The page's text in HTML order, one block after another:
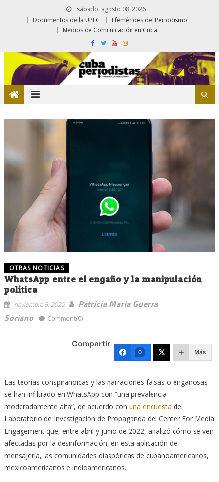
sábado, agosto 08, 2026
Documentos de la UPEC
Efemérides del Periodismo
Medios de Comunicación en Cuba
OTRAS NOTICIAS
WhatsApp entre el engaño y la manipulación
política
noviembre 5, 2022
Patricia Maria Guerra
Soriano
Comment(0)
Compartir
0 Más
Las teorías conspiranoicas y las narraciones falsas o engañosas
se han infiltrado en WhatsApp con “una prevalencia
moderadamente alta”, de acuerdo con una encuesta del
Laboratorio de Investigación de Propaganda del Center For Media
Engagement que, entre abril y junio de 2022, analizó cómo se ven
afectadas por la desinformación, en esta aplicación de
mensajería, las comunidades diaspóricas de cubanoamericanos,
mexicoamericanos e indioamericanos.